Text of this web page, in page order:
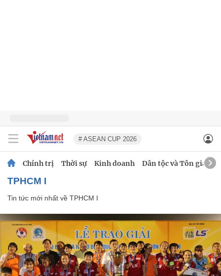
# ASEAN CUP 2026
Chính trị Thời sự Kinh doanh Dân tộc và Tôn giáo
TPHCM I
Tin tức mới nhất về TPHCM I